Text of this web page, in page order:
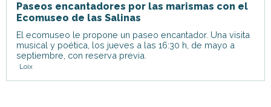
Paseos encantadores por las marismas con el
Ecomuseo de las Salinas
El ecomuseo le propone un paseo encantador. Una visita
musical y poética, los jueves a las 16:30 h, de mayo a
septiembre, con reserva previa.
Loix